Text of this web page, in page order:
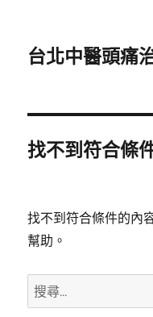
台北中醫頭痛
找不到符合條
找不到符合條件的內
幫助。
搜
尋